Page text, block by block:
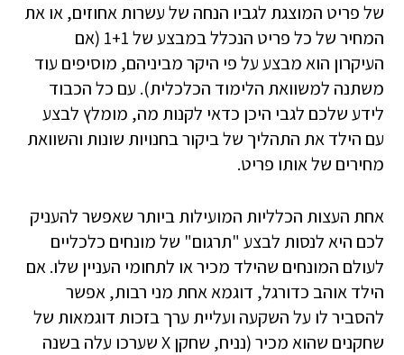
של פריט המוצגת לגביו הנחה של עשרות אחוזים, או את
המחיר של כל פריט הנכלל במבצע של 1+1 (אם
העיקרון הוא מבצע על פי היקר מביניהם, מוסיפים עוד
משתנה למשוואת הלימוד הכלכלית). עם כל הכבוד
לידע שלכם לגבי היכן כדאי לקנות מה, מומלץ לבצע
עם הילד את התהליך של ביקור בחנויות שונות והשוואת
מחירים של אותו פריט.
אחת העצות הכלליות המועילות ביותר שאפשר להעניק
לכם היא לנסות לבצע "תרגום" של מונחים כלכליים
לעולם המונחים שהילד מכיר או לתחומי העניין שלו. אם
הילד אוהב כדורגל, דוגמא אחת מני רבות, אפשר
להסביר לו על השקעה ועליית ערך בזכות דוגמאות של
שחקנים שהוא מכיר (נניח, שחקן X שערכו עלה בשנה